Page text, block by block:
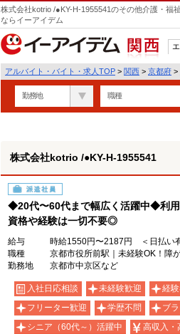
株式会社kotrio /●KY-H-1955541のその他介護・福
ならイーアイデム
関西
アルバイト・バイト・求人TOP > 関西 > 京都府 >
勤務地 職種
株式会社kotrio /●KY-H-1955541
派遣社員
◆20代〜60代まで幅広く活躍中◆利
資格や経験は一切不要◎
給与
時給1550円〜2187円 ＜日払い
職種
京都市役所前駅｜未経験OK！障
勤務地
京都市中京区など
入社日応相談 未経験歓迎 経
フリーター歓迎
学歴不問 ブ
シニア（60代～）活躍中
高収入・